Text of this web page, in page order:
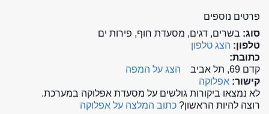
פרטים נוספים
סוג: בשרים, דגים, מסעדת חוף, פירות ים
טלפון: הצג טלפון
כתובת:
קדם 69, תל אביב
הצג על המפה
קישור: אפלוקה
לא נמצאו ביקורות גולשים על מסעדת אפלוקה במערכת.
רוצה להיות הראשון? כתוב המלצה על אפלוקה